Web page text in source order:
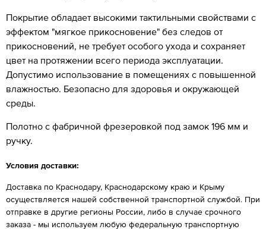
Покрытие обладает высокими тактильными свойствами с
эффектом "мягкое прикосновение" без следов от
прикосновений, не требует особого ухода и сохраняет
цвет на протяжении всего периода эксплуатации.
Допустимо использование в помещениях с повышенной
влажностью. Безопасно для здоровья и окружающей
среды.
Полотно с фабричной фрезеровкой под замок 196 мм и
ручку.
Условия доставки:
Доставка по Краснодару, Краснодарскому краю и Крыму
осуществляется нашей собственной транспортной службой. При
отправке в другие регионы России, либо в случае срочного
заказа - мы используем любую федеральную транспортную